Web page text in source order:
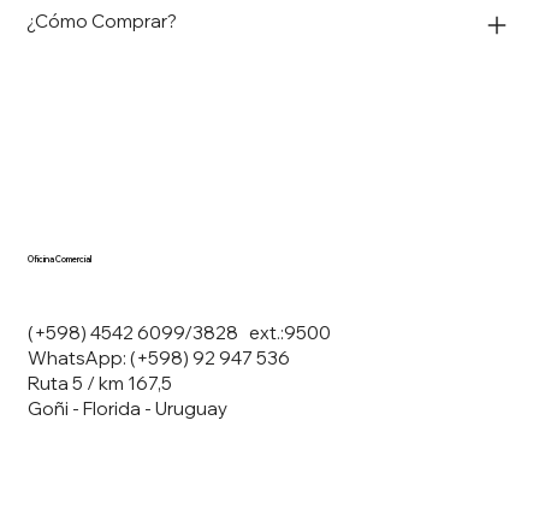
¿Cómo Comprar?
(+598) 4542 6099/3828 ext.:9500
WhatsApp: (+598) 92 947 536
Ruta 5 / km 167,5
Goñi - Florida - Uruguay
Oficina Comercial